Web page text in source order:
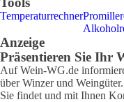
Temperaturrechner
Anzeige
Präsentieren Sie Ihr
Auf Wein-WG.de
über Winzer und
Sie findet und mit Ihnen